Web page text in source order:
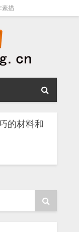
素描
的材料和